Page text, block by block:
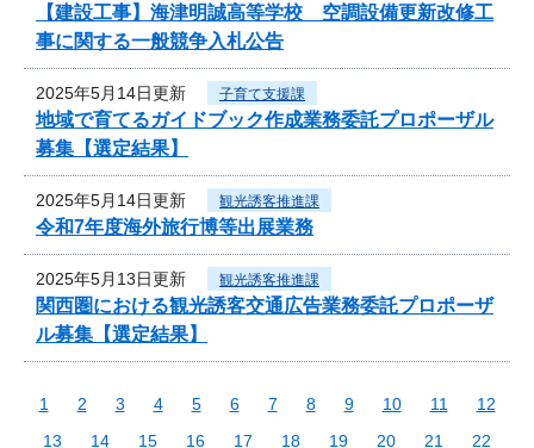
【建設工事】海津明誠高等学校 空調設備更新改修工
事に関する一般競争入札公告
2025年5月14日更新 子育て支援課
地域で育てるガイドブック作成業務委託プロポーザル
募集【選定結果】
2025年5月14日更新 観光誘客推進課
令和7年度海外旅行博等出展業務
2025年5月13日更新 観光誘客推進課
関西圏における観光誘客交通広告業務委託プロポーザ
ル募集【選定結果】
1 2 3 4 5 6 7 8 9 10 11
12
13
14 15 16 17 18 19 20 21
22